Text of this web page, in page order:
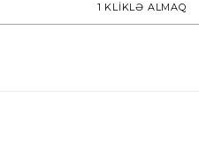
1 KLİKLƏ ALMAQ